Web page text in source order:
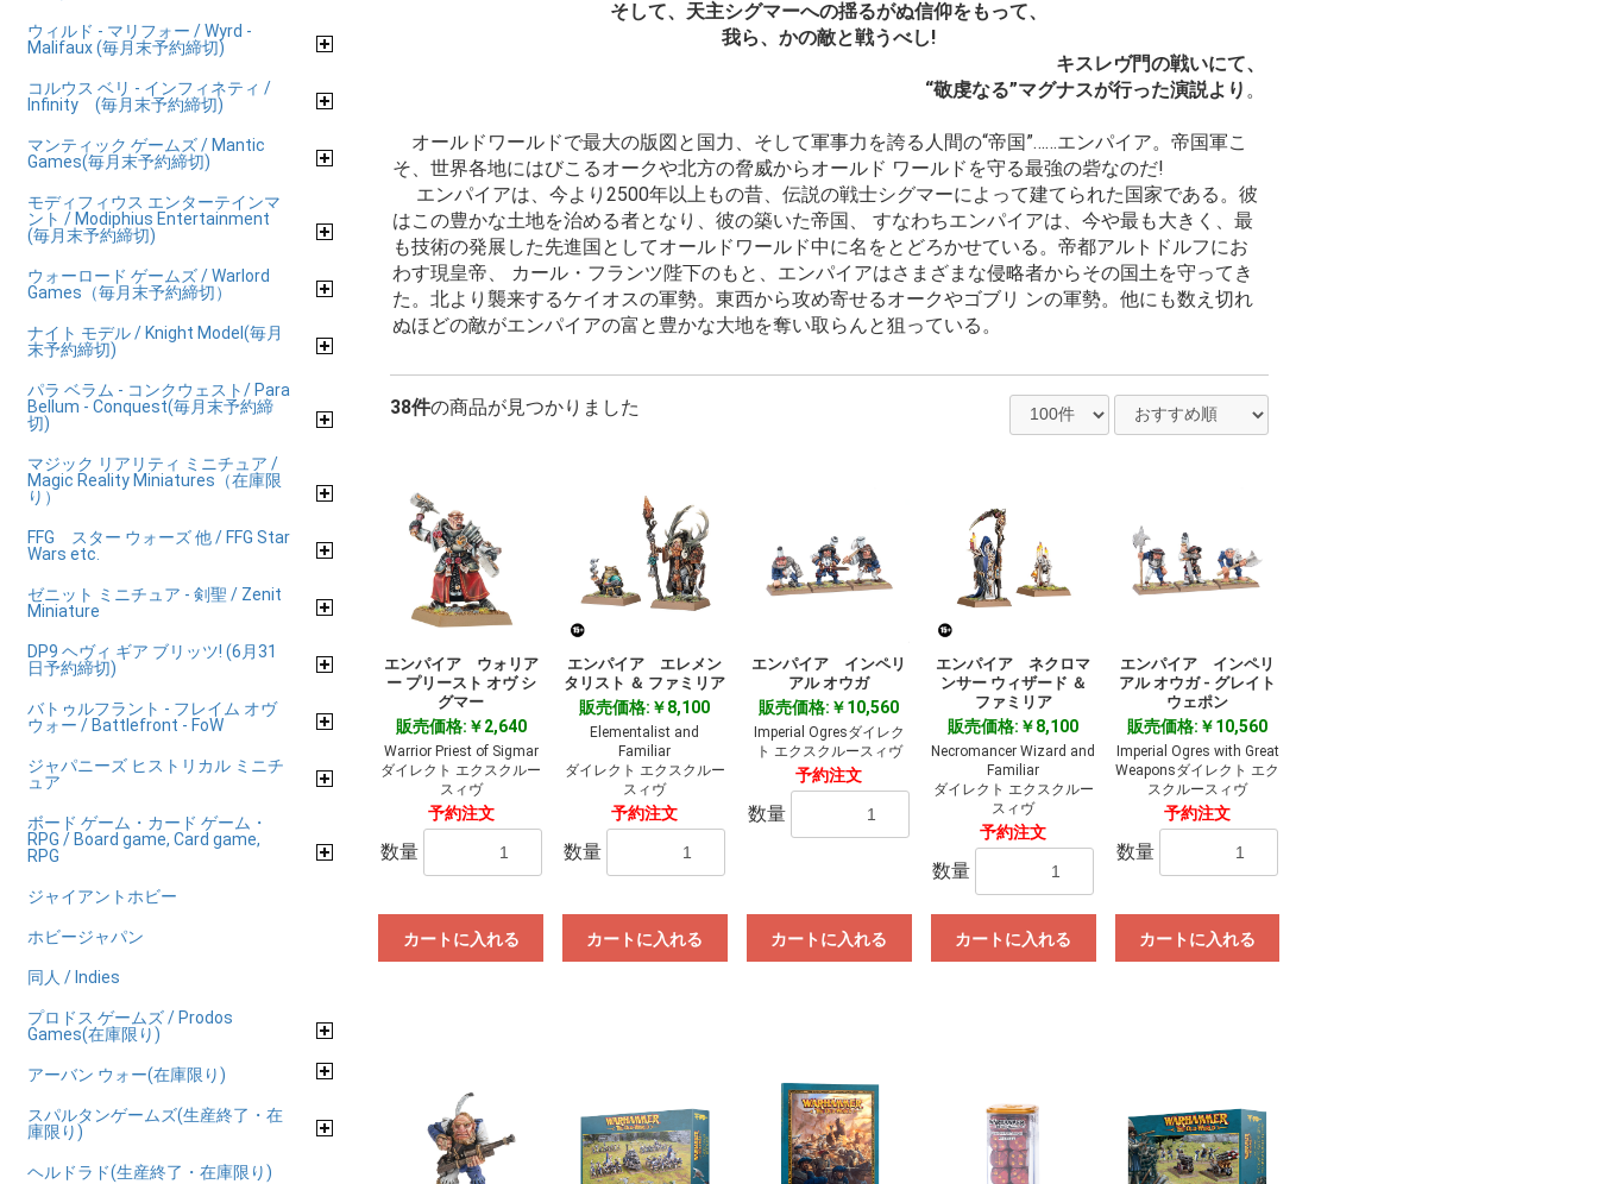
ウィルド - マリフォー / Wyrd -
Malifaux (毎月末予約締切)
コルウス ベリ - インフィネティ /
Infinity (毎月末予約締切)
マンティック ゲームズ / Mantic
Games(毎月末予約締切)
モディフィウス エンターテインマ
ント / Modiphius Entertainment
(毎月末予約締切)
ウォーロード ゲームズ / Warlord
Games（毎月末予約締切）
ナイト モデル / Knight Model(毎月
末予約締切)
パラ ベラム - コンクウェスト/ Para
Bellum - Conquest(毎月末予約締
切)
マジック リアリティ ミニチュア /
Magic Reality Miniatures（在庫限
り）
FFG スター ウォーズ 他 / FFG Star
Wars etc.
ゼニット ミニチュア - 剣聖 / Zenit
Miniature
DP9 ヘヴィ ギア ブリッツ! (6月31
日予約締切)
バトゥルフラント - フレイム オヴ
ウォー / Battlefront - FoW
ジャパニーズ ヒストリカル ミニチ
ュア
ボード ゲーム・カード ゲーム・
RPG / Board game, Card game,
RPG
ジャイアントホビー
ホビージャパン
同人 / Indies
プロドス ゲームズ / Prodos
Games(在庫限り)
アーバン ウォー(在庫限り)
スパルタンゲームズ(生産終了・在
庫限り)
ヘルドラド(生産終了・在庫限り)
そして、天主シグマーへの揺るがぬ信仰をもって、
我ら、かの敵と戦うべし!
キスレヴ門の戦いにて、
“敬虔なる”マグナスが行った演説より 。
オールドワールドで最大の版図と国力、そして軍事力を誇る人間の“帝国”……エンパイア。帝国軍こ
そ、世界各地にはびこるオークや北方の脅威からオールド ワールドを守る最強の砦なのだ!
エンパイアは、今より2500年以上もの昔、伝説の戦士シグマーによって建てられた国家である。彼
はこの豊かな土地を治める者となり、彼の築いた帝国、 すなわちエンパイアは、今や最も大きく、最
も技術の発展した先進国としてオールドワールド中に名をとどろかせている。帝都アルトドルフにお
わす現皇帝、 カール・フランツ陛下のもと、エンパイアはさまざまな侵略者からその国土を守ってき
た。北より襲来するケイオスの軍勢。東西から攻め寄せるオークやゴブリ ンの軍勢。他にも数え切れ
ぬほどの敵がエンパイアの富と豊かな大地を奪い取らんと狙っている。
38件の商品が見つかりました
エンパイア ウォリア
ー プリースト オヴ シ
グマー
販売価格:￥2,640
Warrior Priest of Sigmar
ダイレクト エクスクルー
スィヴ
予約注文
数量
カートに入れる
エンパイア エレメン
タリスト ＆ ファミリア
販売価格:￥8,100
Elementalist and
Familiar
ダイレクト エクスクルー
スィヴ
予約注文
数量
カートに入れる
エンパイア インペリ
アル オウガ
販売価格:￥10,560
Imperial Ogresダイレク
ト エクスクルースィヴ
予約注文
数量
カートに入れる
エンパイア ネクロマ
ンサー ウィザード ＆
ファミリア
販売価格:￥8,100
Necromancer Wizard and
Familiar
ダイレクト エクスクルー
スィヴ
予約注文
数量
カートに入れる
エンパイア インペリ
アル オウガ - グレイト
ウェポン
販売価格:￥10,560
Imperial Ogres with Great
Weaponsダイレクト エク
スクルースィヴ
予約注文
数量
カートに入れる